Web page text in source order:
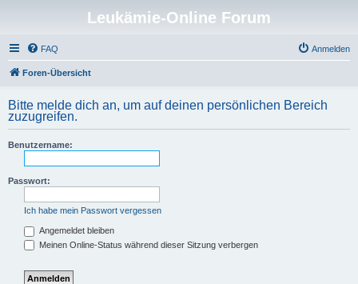
Leukämie-Online Forum
FAQ Anmelden
Foren-Übersicht
Bitte melde dich an, um auf deinen persönlichen Bereich
zuzugreifen.
Benutzername:
Passwort:
Ich habe mein Passwort vergessen
Angemeldet bleiben
Meinen Online-Status während dieser Sitzung verbergen